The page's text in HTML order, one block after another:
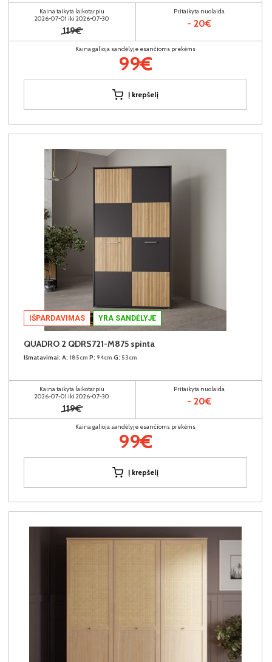
Kaina taikyta laikotarpiu
2026-07-01 iki 2026-07-30
119€
Pritaikyta nuolaida
- 20€
Kaina galioja sandėlyje esančioms prekėms
99€
Į krepšelį
IŠPARDAVIMAS YRA SANDĖLYJE
QUADRO 2 QDRS721-M875 spinta
Išmatavimai: A: 185cm P: 94cm G: 53cm
Kaina taikyta laikotarpiu
2026-07-01 iki 2026-07-30
119€
Pritaikyta nuolaida
- 20€
Kaina galioja sandėlyje esančioms prekėms
99€
Į krepšelį